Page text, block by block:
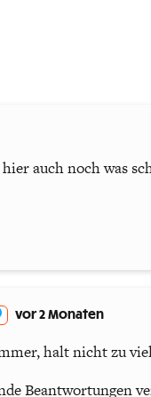
auch noch was
vor 2 Monaten
halt nicht zu
Beantwortungen